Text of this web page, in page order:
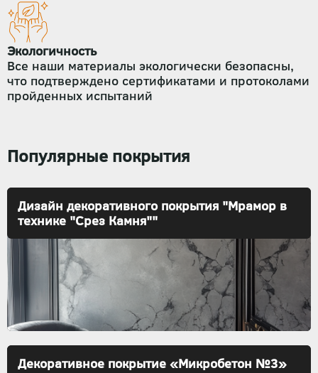
Экологичность
Все наши материалы экологически безопасны,
что подтверждено сертификатами и протоколами
пройденных испытаний
Популярные покрытия
Дизайн декоративного покрытия "Мрамор в
технике "Срез Камня""
Декоративное покрытие «Микробетон №3»